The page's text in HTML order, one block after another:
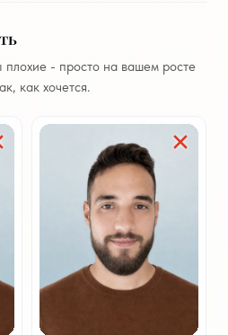
- просто на вашем росте
как хочется.